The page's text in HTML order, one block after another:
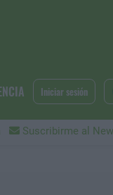
Suscribirme al
Iniciar sesión